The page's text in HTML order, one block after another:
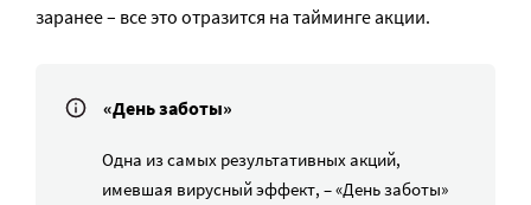
заранее – все это отразится на тайминге акции.
«День заботы»
Одна из самых результативных акций,
имевшая вирусный эффект, – «День заботы»